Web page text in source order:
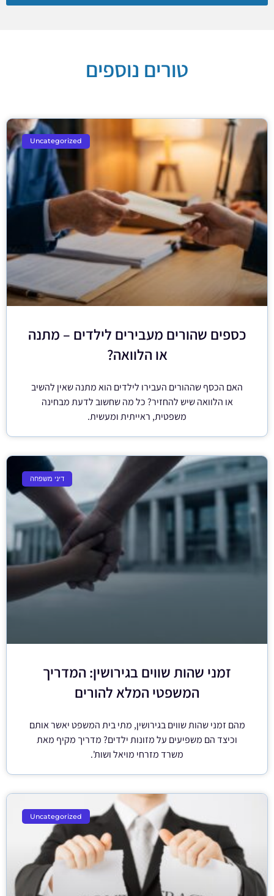
טורים נוספים
Uncategorized
כספים שהורים מעבירים לילדים – מתנה
או הלוואה?
האם הכסף שההורים העבירו לילדים הוא מתנה שאין להשיב
או הלוואה שיש להחזיר? כל מה שחשוב לדעת מבחינה
משפטית, ראייתית ומעשית.
דיני משפחה
זמני שהות שווים בגירושין: המדריך
המשפטי המלא להורים
מהם זמני שהות שווים בגירושין, מתי בית המשפט יאשר אותם
וכיצד הם משפיעים על מזונות ילדים? מדריך מקיף מאת
משרד מזרחי מויאל ושות'.
Uncategorized